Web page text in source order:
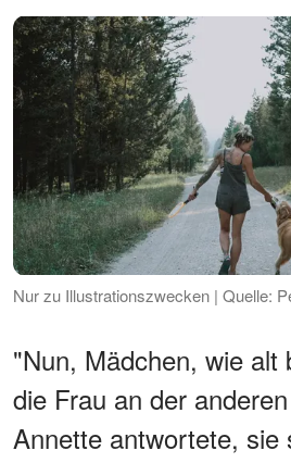
Nur zu Illustrationszwecken | Quelle:
"Nun, Mädchen, wie alt
die Frau an der
Annette antwortete, sie